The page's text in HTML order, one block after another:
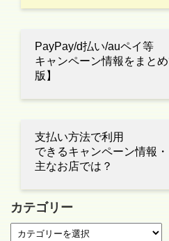
PayPay/d払い/auペイ等
キャンペーン情報をまと
版】
支払い方法で利用
できるキャンペーン情報・
主なお店では？
カテゴリー